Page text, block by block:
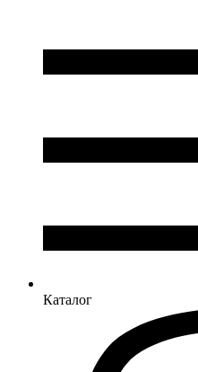
Каталог